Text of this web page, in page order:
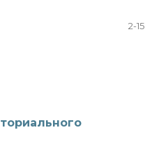
2-15